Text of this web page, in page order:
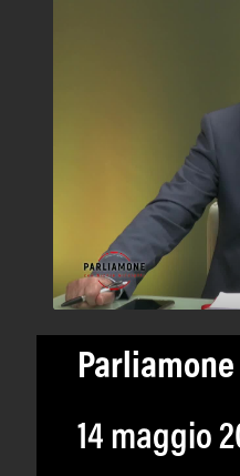
14 maggio